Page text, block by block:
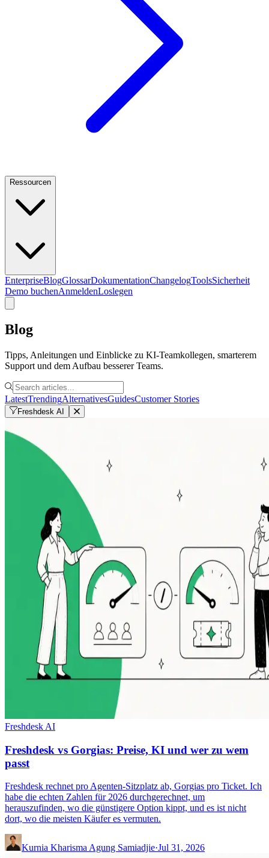
Ressourcen
EnterpriseBlogGlossarDokumentationChangelogToolsSicherheit
Demo buchenAnmeldenLoslegen
Blog
Tipps, Anleitungen und Einblicke zu KI-Teamkollegen, smarterem
Support und dem Aufbau besserer Teams.
LatestTrendingAlternativesGuidesCustomer Stories
Freshdesk AI
Freshdesk AI
Freshdesk vs Gorgias: Preise, KI und wer zu wem
passt
Freshdesk rechnet pro Agenten-Sitzplatz ab, Gorgias pro Ticket. Ich
habe die echten Zahlen für 2026 durchgerechnet, um
herauszufinden, wo die günstigere Option kippt, und es ist nicht
dort, wo die meisten Käufer es vermuten.
Kurnia Kharisma Agung Samiadjie·Jul 31, 2026